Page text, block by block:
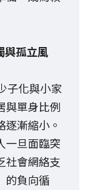
與孤立風
子化與小家
與單身比例
漸縮小。
一旦面臨突
社會網絡支
的負向循